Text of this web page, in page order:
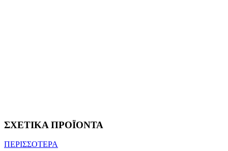
ΣΧΕΤΙΚΑ ΠΡΟΪΟΝΤΑ
ΠΕΡΙΣΣΟΤΕΡΑ